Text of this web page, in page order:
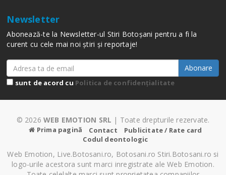
Newsletter
Abonează-te la Newsletter-ul Stiri Botoșani pentru a fi la
curent cu cele mai noi știri și reportaje!
Abonare
sunt de acord cu Politica de confidențialitate
© 2026 WEB EMOTION SRL | Toate drepturile rezervate.
Prima pagină Contact
Publicitate / Rate card
Codul deontologic
Web Emotion, Live.Botosani.ro, Botosani.ro Stiri.Botosani.ro si
logo-urile acestora sunt marci inregistrate ale Web Emotion.